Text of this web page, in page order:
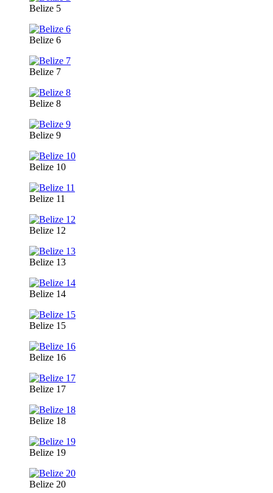
Belize 5
Belize 6
Belize 7
Belize 8
Belize 9
Belize 10
Belize 11
Belize 12
Belize 13
Belize 14
Belize 15
Belize 16
Belize 17
Belize 18
Belize 19
Belize 20